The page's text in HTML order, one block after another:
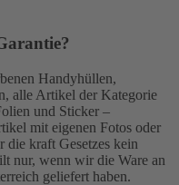
Handyhüllen,
alle Artikel der Kategorie
und Sticker –
mit eigenen Fotos oder
die kraft Gesetzes kein
nur, wenn wir die Ware an
geliefert haben.